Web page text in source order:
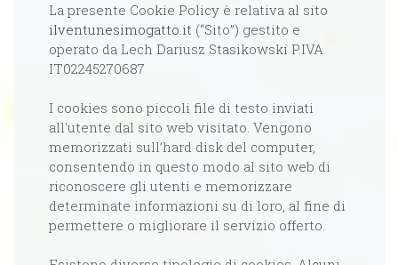
La presente Cookie Policy è relativa al sito
ilventunesimogatto.it (“Sito”) gestito e
operato da Lech Dariusz Stasikowski P.IVA
IT02245270687
I cookies sono piccoli file di testo inviati
all'utente dal sito web visitato. Vengono
memorizzati sull’hard disk del computer,
consentendo in questo modo al sito web di
riconoscere gli utenti e memorizzare
determinate informazioni su di loro, al fine di
permettere o migliorare il servizio offerto.